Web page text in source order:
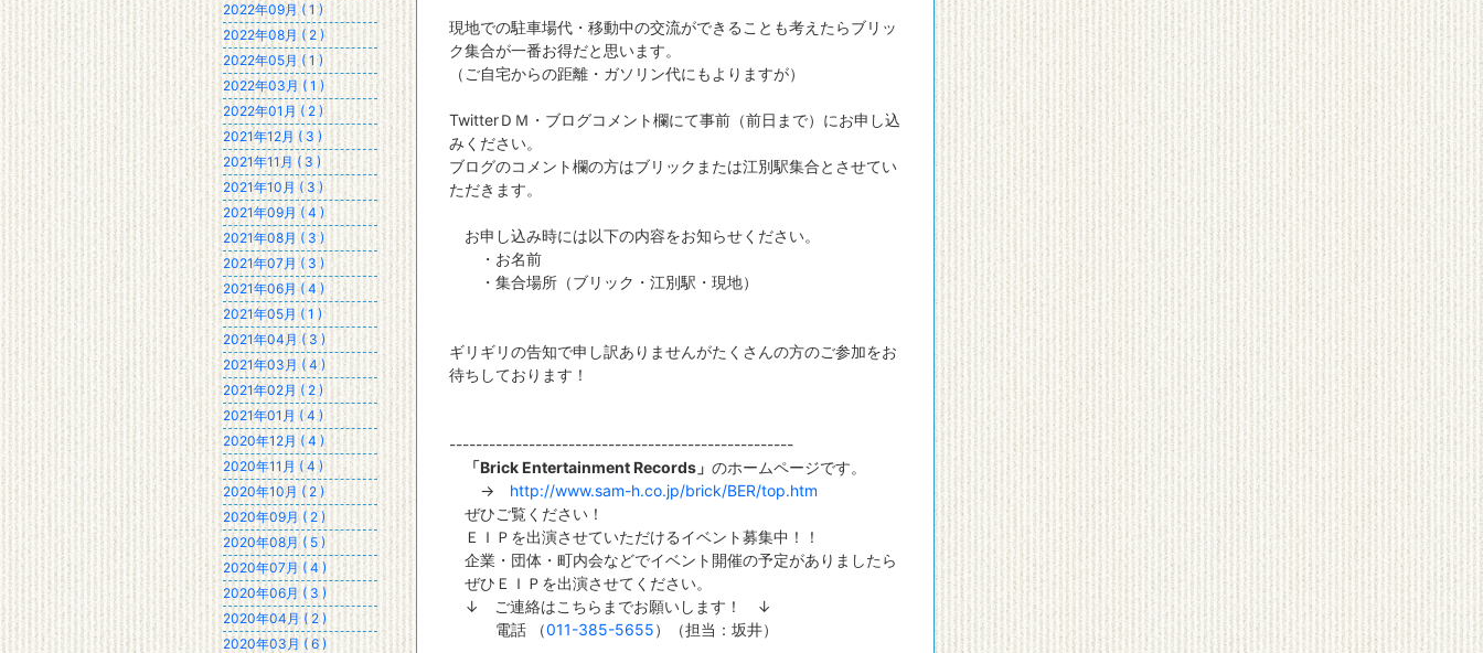
現地での駐車場代・移動中の交流ができることも考えたらブリッ
ク集合が一番お得だと思います。
（ご自宅からの距離・ガソリン代にもよりますが）
TwitterＤＭ・ブログコメント欄にて事前（前日まで）にお申し込
みください。
ブログのコメント欄の方はブリックまたは江別駅集合とさせてい
ただきます。
お申し込み時には以下の内容をお知らせください。
・お名前
・集合場所（ブリック・江別駅・現地）
ギリギリの告知で申し訳ありませんがたくさんの方のご参加をお
待ちしております！
----------------------------------------------------
「Brick Entertainment Records」 のホームページです。
→ http://www.sam-h.co.jp/brick/BER/top.htm
ぜひご覧ください！
ＥＩＰを出演させていただけるイベント募集中！！
企業・団体・町内会などでイベント開催の予定がありましたら
ぜひＥＩＰを出演させてください。
↓ ご連絡はこちらまでお願いします！ ↓
電話 （011-385-5655）（担当：坂井）
2022年09月 ( 1 )
2022年08月 ( 2 )
2022年05月 ( 1 )
2022年03月 ( 1 )
2022年01月 ( 2 )
2021年12月 ( 3 )
2021年11月 ( 3 )
2021年10月 ( 3 )
2021年09月 ( 4 )
2021年08月 ( 3 )
2021年07月 ( 3 )
2021年06月 ( 4 )
2021年05月 ( 1 )
2021年04月 ( 3 )
2021年03月 ( 4 )
2021年02月 ( 2 )
2021年01月 ( 4 )
2020年12月 ( 4 )
2020年11月 ( 4 )
2020年10月 ( 2 )
2020年09月 ( 2 )
2020年08月 ( 5 )
2020年07月 ( 4 )
2020年06月 ( 3 )
2020年04月 ( 2 )
2020年03月 ( 6 )